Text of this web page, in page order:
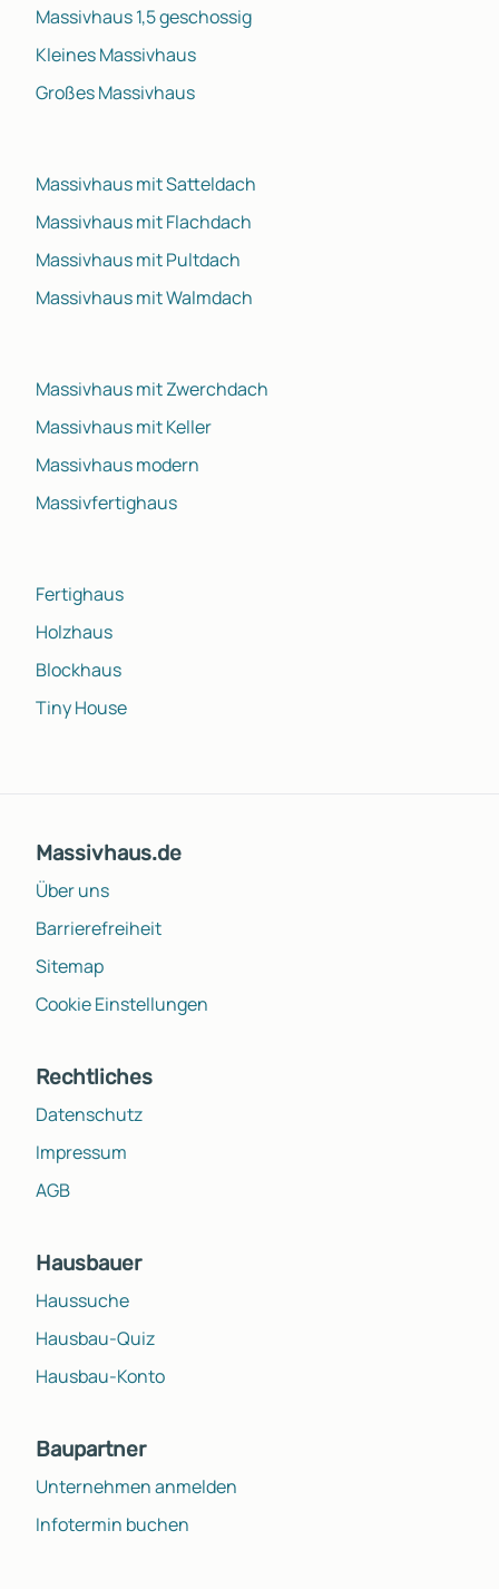
Massivhaus 1,5 geschossig
Kleines Massivhaus
Großes Massivhaus
Massivhaus mit Satteldach
Massivhaus mit Flachdach
Massivhaus mit Pultdach
Massivhaus mit Walmdach
Massivhaus mit Zwerchdach
Massivhaus mit Keller
Massivhaus modern
Massivfertighaus
Fertighaus
Holzhaus
Blockhaus
Tiny House
Massivhaus.de
Über uns
Barrierefreiheit
Sitemap
Cookie Einstellungen
Rechtliches
Datenschutz
Impressum
AGB
Hausbauer
Haussuche
Hausbau-Quiz
Hausbau-Konto
Baupartner
Unternehmen anmelden
Infotermin buchen